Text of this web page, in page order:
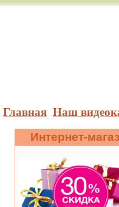
Главная Наш
Интернет-